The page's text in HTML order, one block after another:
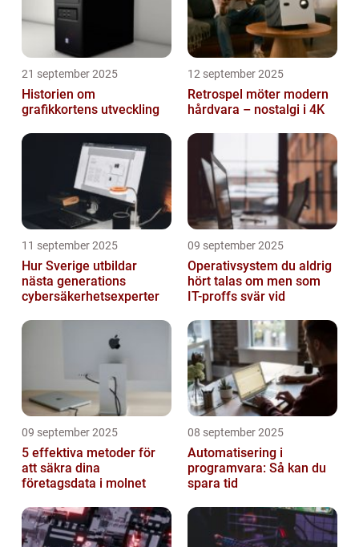
21 september 2025
Historien om
grafikkortens utveckling
12 september 2025
Retrospel möter modern
hårdvara – nostalgi i 4K
11 september 2025
Hur Sverige utbildar
nästa generations
cybersäkerhetsexperter
09 september 2025
Operativsystem du aldrig
hört talas om men som
IT-proffs svär vid
09 september 2025
5 effektiva metoder för
att säkra dina
företagsdata i molnet
08 september 2025
Automatisering i
programvara: Så kan du
spara tid